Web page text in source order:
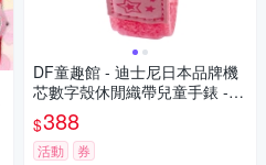
DF童趣館 - 迪士尼日本品牌機
芯數字殼休閒織帶兒童手錶 -
多款可選
$388
活動 券